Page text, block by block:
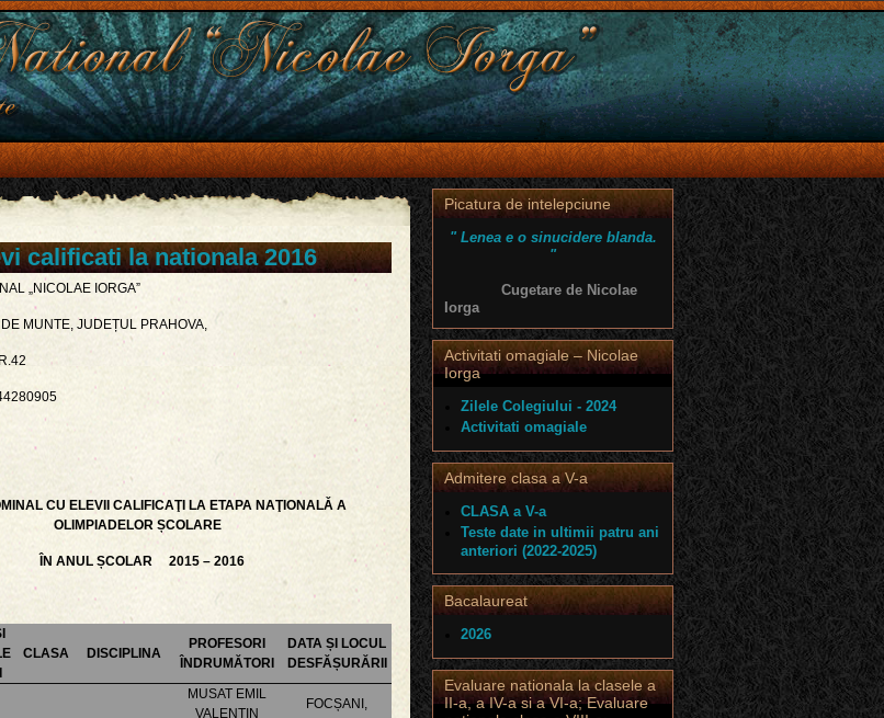
calificati la nationala 2016
„NICOLAE IORGA”
MUNTE, JUDEȚUL PRAHOVA,
CU ELEVII CALIFICAŢI LA ETAPA NAŢIONALǍ A
OLIMPIADELOR ȘCOLARE
ÎN ANUL ȘCOLAR 2015 – 2016
CLASA DISCIPLINA
PROFESORI
ÎNDRUMĂTORI
DATA ȘI LOCUL
DESFĂȘURĂRII
MUSAT EMIL
VALENTIN
FOCȘANI,
Picatura de intelepciune
" Lenea e o sinucidere blanda.
"
Cugetare de Nicolae
Iorga
Activitati omagiale – Nicolae
Iorga
Zilele Colegiului - 2024
Activitati omagiale
Admitere clasa a V-a
CLASA a V-a
Teste date in ultimii patru ani
anteriori (2022-2025)
Bacalaureat
2026
Evaluare nationala la clasele a
II-a, a IV-a si a VI-a; Evaluare